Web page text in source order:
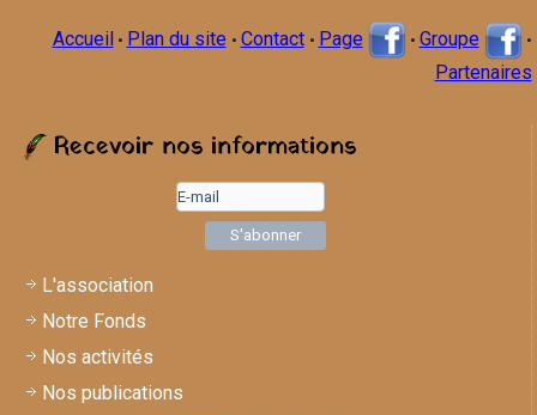
Accueil • Plan du site • Contact • Page • Groupe •
Partenaires
Recevoir nos informations
L'association
Notre Fonds
Nos activités
Nos publications